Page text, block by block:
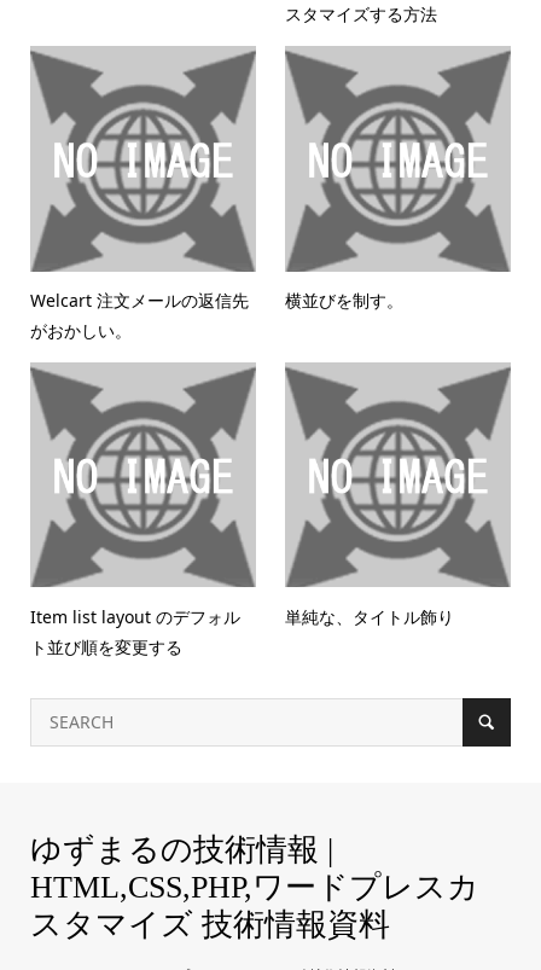
スタマイズする方法
Welcart 注文メールの返信先
がおかしい。
横並びを制す。
Item list layout のデフォル
ト並び順を変更する
単純な、タイトル飾り
ゆずまるの技術情報 |
HTML,CSS,PHP,ワードプレスカ
スタマイズ 技術情報資料